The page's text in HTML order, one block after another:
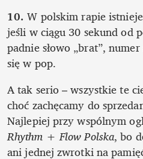
10. W polskim rapie
jeśli w ciągu 30 sekund od
padnie słowo „brat”,
się w pop.
A tak serio – wszystkie te
choć zachęcamy do
Najlepiej przy wspólnym
Rhythm + Flow Polska, bo
ani jednej zwrotki na